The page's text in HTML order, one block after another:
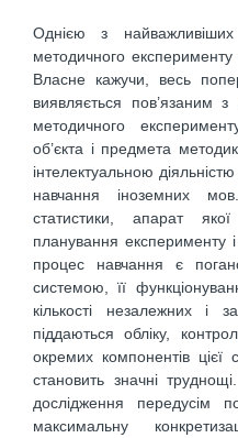
Однією з
методичного
Власне кажучи, весь
виявляється пов’язаним
методичного
об’єкта і предмета
інтелектуальною
навчання іноземних
статистики, апарат
планування експерименту
процес навчання є
системою, її
кількості незалежних і
піддаються обліку,
окремих компонентів
становить значні
дослідження передусім
максимальну